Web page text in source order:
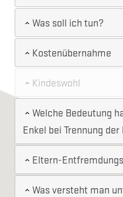
Was soll ich tun?
Kostenübernahme
Kindeswohl
Welche Bedeutung
Enkel bei Trennung der
Eltern-
Was versteht man